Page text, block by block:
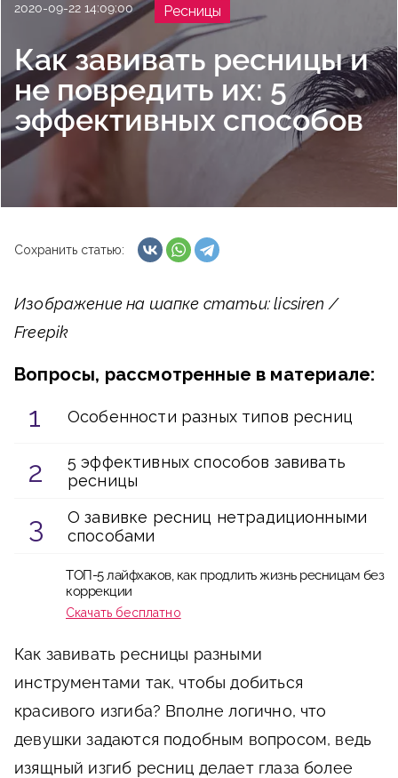
2020-09-22 14:09:00 Ресницы
Как завивать ресницы и
не повредить их: 5
эффективных способов
Сохранить статью:
Изображение на шапке статьи: licsiren /
Freepik
Вопросы, рассмотренные в материале:
Особенности разных типов ресниц
5 эффективных способов завивать
ресницы
О завивке ресниц нетрадиционными
способами
ТОП-5 лайфхаков, как продлить жизнь ресницам без
коррекции
Скачать бесплатно
Как завивать ресницы разными
инструментами так, чтобы добиться
красивого изгиба? Вполне логично, что
девушки задаются подобным вопросом, ведь
изящный изгиб ресниц делает глаза более